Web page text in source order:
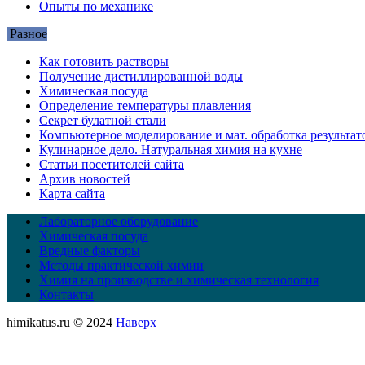
Опыты по механике
Разное
Как готовить растворы
Получение дистиллированной воды
Химическая посуда
Определение температуры плавления
Секрет булатной стали
Компьютерное моделирование и мат. обработка
Кулинарное дело. Натуральная химия на кухне
Статьи посетителей сайта
Архив новостей
Карта сайта
Лабораторное оборудование
Химическая посуда
Вредные факторы
Методы практической химии
Химия на производстве и химическая технология
Контакты
himikatus.ru © 2024 Наверх